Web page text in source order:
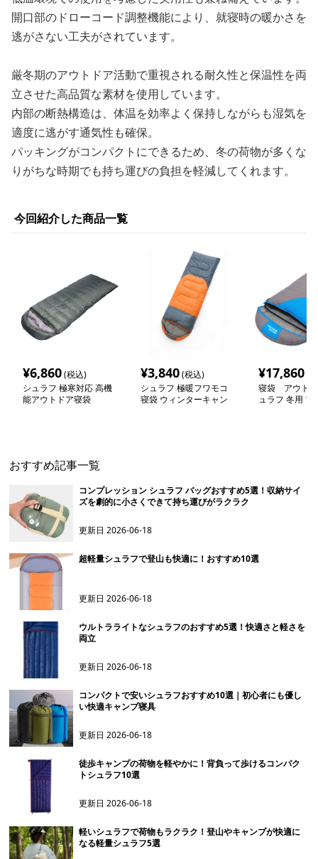
開口部のドローコード調整機能により、就寝時の暖かさを
逃がさない工夫がされています。
厳冬期のアウトドア活動で重視される耐久性と保温性を両
立させた高品質な素材を使用しています。
内部の断熱構造は、体温を効率よく保持しながらも湿気を
適度に逃がす通気性も確保。
パッキングがコンパクトにできるため、冬の荷物が多くな
りがちな時期でも持ち運びの負担を軽減してくれます。
今回紹介した商品一覧
¥6,860(税込)
シュラフ 極寒対応 高機
能アウトドア寝袋
¥3,840(税込)
シュラフ 極暖フワモコ
寝袋 ウィンターキャン
¥17,860
寝袋 アウト
ュラフ 冬用 プ
おすすめ記事一覧
コンプレッション シュラフ バッグおすすめ5選！収納サイ
ズを劇的に小さくできて持ち運びがラクラク
更新日2026-06-18
超軽量シュラフで登山も快適に！おすすめ10選
更新日2026-06-18
ウルトラライトなシュラフのおすすめ5選！快適さと軽さを
両立
更新日2026-06-18
コンパクトで安いシュラフおすすめ10選｜初心者にも優し
い快適キャンプ寝具
更新日2026-06-18
徒歩キャンプの荷物を軽やかに！背負って歩けるコンパク
トシュラフ10選
更新日2026-06-18
軽いシュラフで荷物もラクラク！登山やキャンプが快適に
なる軽量シュラフ5選